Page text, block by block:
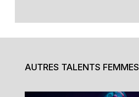
AUTRES TALENTS FEMMES